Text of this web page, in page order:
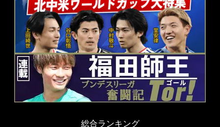
総合ランキング